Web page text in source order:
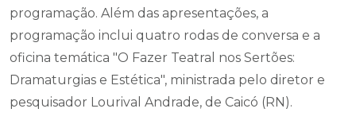
programação. Além das apresentações, a
programação inclui quatro rodas de conversa e a
oficina temática "O Fazer Teatral nos Sertões:
Dramaturgias e Estética", ministrada pelo diretor e
pesquisador Lourival Andrade, de Caicó (RN).